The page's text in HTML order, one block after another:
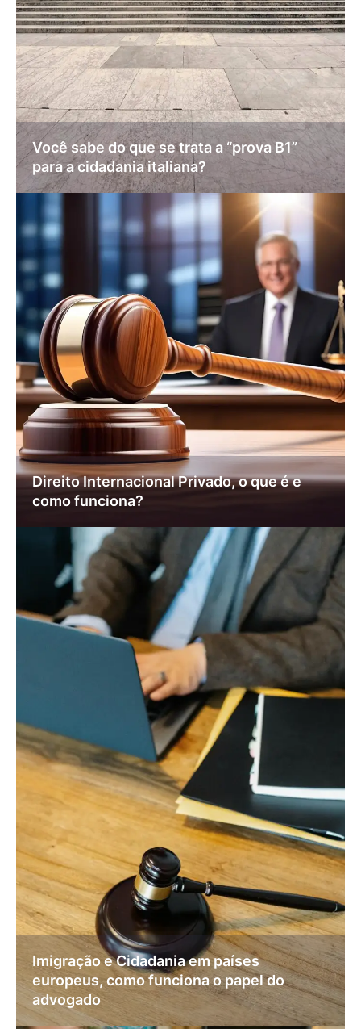
Você sabe do que se trata a “prova B1”
para a cidadania italiana?
Direito Internacional Privado, o que é e
como funciona?
Imigração e Cidadania em países
europeus, como funciona o papel do
advogado